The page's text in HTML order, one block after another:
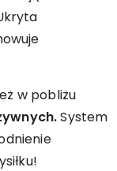
w pobliżu
System